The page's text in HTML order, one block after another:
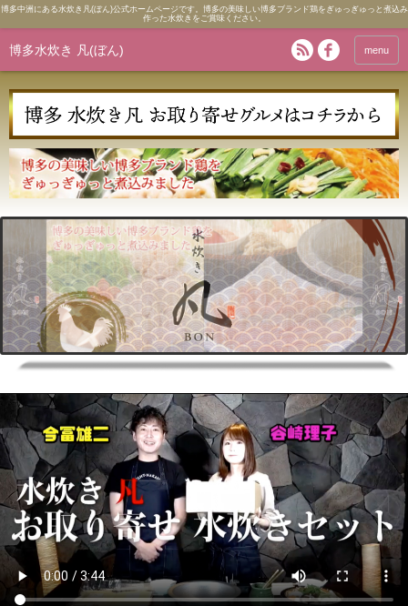
博多中洲にある水炊き凡(ぼん)公式ホームページです。博多の美味しい博多ブランド鶏をぎゅっぎゅっと煮込み
作った水炊きをご賞味ください。
博多水炊き 凡(ぼん) menu